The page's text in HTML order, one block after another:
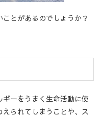
とがあるのでしょうか？
ーをうまく生命活動に使
られてしまうことや、ス